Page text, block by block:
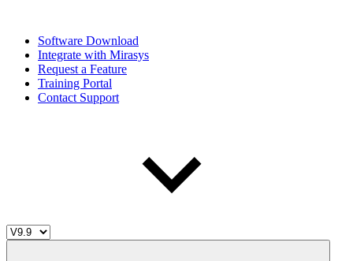
Software Download
Integrate with Mirasys
Request a Feature
Training Portal
Contact Support